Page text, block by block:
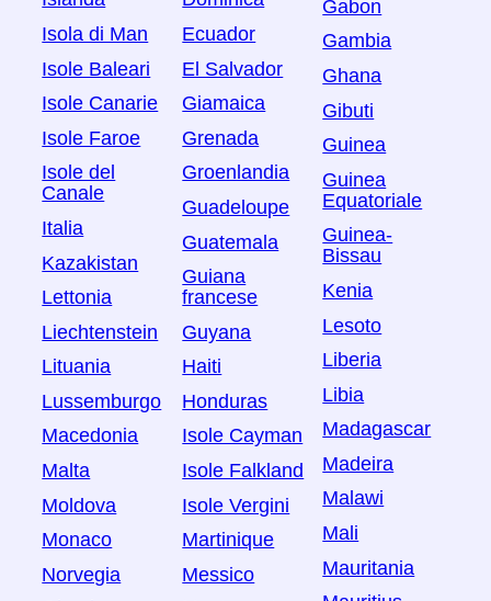
Isola di Man
Isole Baleari
Isole Canarie
Isole Faroe
Isole del
Canale
Italia
Kazakistan
Lettonia
Liechtenstein
Lituania
Lussemburgo
Macedonia
Malta
Moldova
Monaco
Norvegia
Ecuador
El Salvador
Giamaica
Grenada
Groenlandia
Guadeloupe
Guatemala
Guiana
francese
Guyana
Haiti
Honduras
Isole Cayman
Isole Falkland
Isole Vergini
Martinique
Messico
Gabon
Gambia
Ghana
Gibuti
Guinea
Guinea
Equatoriale
Guinea-
Bissau
Kenia
Lesoto
Liberia
Libia
Madagascar
Madeira
Malawi
Mali
Mauritania